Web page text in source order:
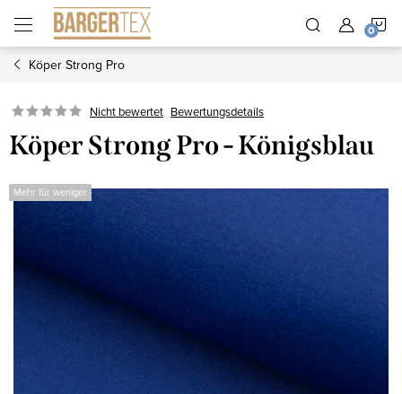
Inhalt
springen
Köper Strong Pro
Nicht bewertet Bewertungsdetails
Köper Strong Pro - Königsblau
Mehr für weniger